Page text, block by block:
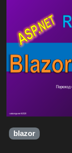
blazor